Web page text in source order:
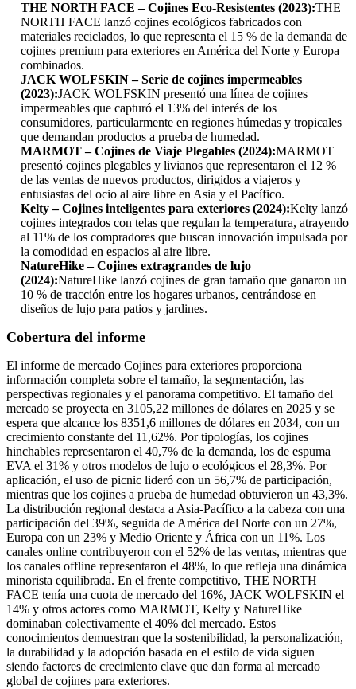
THE NORTH FACE – Cojines Eco-Resistentes (2023):THE
NORTH FACE lanzó cojines ecológicos fabricados con
materiales reciclados, lo que representa el 15 % de la demanda de
cojines premium para exteriores en América del Norte y Europa
combinados.
JACK WOLFSKIN – Serie de cojines impermeables
(2023):JACK WOLFSKIN presentó una línea de cojines
impermeables que capturó el 13% del interés de los
consumidores, particularmente en regiones húmedas y tropicales
que demandan productos a prueba de humedad.
MARMOT – Cojines de Viaje Plegables (2024):MARMOT
presentó cojines plegables y livianos que representaron el 12 %
de las ventas de nuevos productos, dirigidos a viajeros y
entusiastas del ocio al aire libre en Asia y el Pacífico.
Kelty – Cojines inteligentes para exteriores (2024):Kelty lanzó
cojines integrados con telas que regulan la temperatura, atrayendo
al 11% de los compradores que buscan innovación impulsada por
la comodidad en espacios al aire libre.
NatureHike – Cojines extragrandes de lujo
(2024):NatureHike lanzó cojines de gran tamaño que ganaron un
10 % de tracción entre los hogares urbanos, centrándose en
diseños de lujo para patios y jardines.
Cobertura del informe
El informe de mercado Cojines para exteriores proporciona
información completa sobre el tamaño, la segmentación, las
perspectivas regionales y el panorama competitivo. El tamaño del
mercado se proyecta en 3105,22 millones de dólares en 2025 y se
espera que alcance los 8351,6 millones de dólares en 2034, con un
crecimiento constante del 11,62%. Por tipologías, los cojines
hinchables representaron el 40,7% de la demanda, los de espuma
EVA el 31% y otros modelos de lujo o ecológicos el 28,3%. Por
aplicación, el uso de picnic lideró con un 56,7% de participación,
mientras que los cojines a prueba de humedad obtuvieron un 43,3%.
La distribución regional destaca a Asia-Pacífico a la cabeza con una
participación del 39%, seguida de América del Norte con un 27%,
Europa con un 23% y Medio Oriente y África con un 11%. Los
canales online contribuyeron con el 52% de las ventas, mientras que
los canales offline representaron el 48%, lo que refleja una dinámica
minorista equilibrada. En el frente competitivo, THE NORTH
FACE tenía una cuota de mercado del 16%, JACK WOLFSKIN el
14% y otros actores como MARMOT, Kelty y NatureHike
dominaban colectivamente el 40% del mercado. Estos
conocimientos demuestran que la sostenibilidad, la personalización,
la durabilidad y la adopción basada en el estilo de vida siguen
siendo factores de crecimiento clave que dan forma al mercado
global de cojines para exteriores.